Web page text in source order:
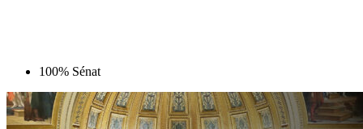
100% Sénat